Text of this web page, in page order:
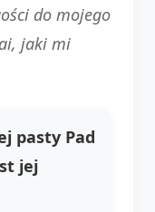
do mojego
jaki mi
pasty Pad
jej